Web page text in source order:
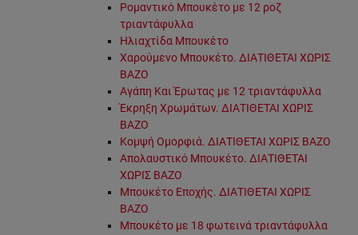
Ρομαντικό Μπουκέτο με 12 ροζ
τριαντάφυλλα
Ηλιαχτίδα Μπουκέτο
Χαρούμενο Μπουκέτο. ΔΙΑΤΙΘΕΤΑΙ ΧΩΡΙΣ
ΒΑΖΟ
Αγάπη Και Έρωτας με 12 τριαντάφυλλα
Έκρηξη Χρωμάτων. ΔΙΑΤΙΘΕΤΑΙ ΧΩΡΙΣ
ΒΑΖΟ
Κομψή Ομορφιά. ΔΙΑΤΙΘΕΤΑΙ ΧΩΡΙΣ ΒΑΖΟ
Απολαυστικό Μπουκέτο. ΔΙΑΤΙΘΕΤΑΙ
ΧΩΡΙΣ ΒΑΖΟ
Μπουκέτο Εποχής. ΔΙΑΤΙΘΕΤΑΙ ΧΩΡΙΣ
ΒΑΖΟ
Μπουκέτο με 18 φωτεινά τριαντάφυλλα